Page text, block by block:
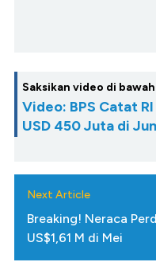
Saksikan video di
Video: BPS Catat
USD 450 Juta di
Next Article
Breaking! Neraca
US$1,61 M di Mei